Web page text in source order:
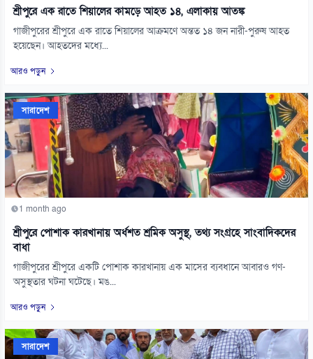
শ্রীপুরে এক রাতে শিয়ালের কামড়ে আহত ১৪, এলাকায় আতঙ্ক
গাজীপুরের শ্রীপুরে এক রাতে শিয়ালের আক্রমণে অন্তত ১৪ জন নারী-পুরুষ আহত
হয়েছেন। আহতদের মধ্যে...
আরও পড়ুন
সারাদেশ
1 month ago
শ্রীপুরে পোশাক কারখানায় অর্ধশত শ্রমিক অসুস্থ, তথ্য সংগ্রহে সাংবাদিকদের
বাধা
গাজীপুরের শ্রীপুরে একটি পোশাক কারখানায় এক মাসের ব্যবধানে আবারও গণ-
অসুস্থতার ঘটনা ঘটেছে। মঙ...
আরও পড়ুন
সারাদেশ